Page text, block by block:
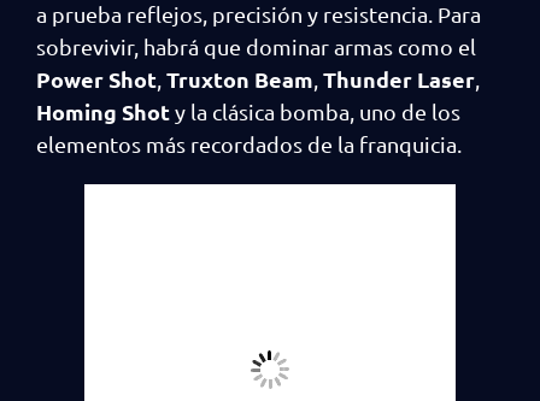
a prueba reflejos, precisión y resistencia. Para
sobrevivir, habrá que dominar armas como el
Power Shot,Truxton Beam,Thunder Laser,
Homing Shoty la clásica bomba, uno de los
elementos más recordados de la franquicia.